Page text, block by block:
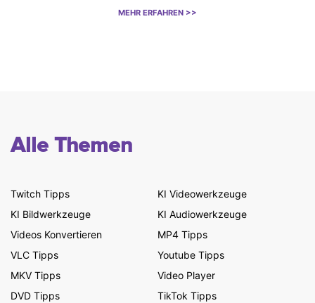
MEHR ERFAHREN >>
Alle Themen
Twitch Tipps
KI Videowerkzeuge
KI Bildwerkzeuge
KI Audiowerkzeuge
Videos Konvertieren
MP4 Tipps
VLC Tipps
Youtube Tipps
MKV Tipps
Video Player
DVD Tipps
TikTok Tipps